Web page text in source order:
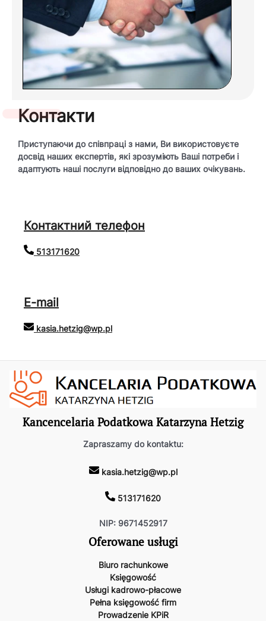
Контакти
Приступаючи до співпраці з нами, Ви використовуєте
досвід наших експертів, які зрозуміють Ваші потреби і
адаптують наші послуги відповідно до ваших очікувань.
Контактний телефон
513171620
E-mail
kasia.hetzig@wp.pl
Kancencelaria Podatkowa Katarzyna Hetzig
Zapraszamy do kontaktu:
kasia.hetzig@wp.pl
513171620
NIP: 9671452917
Oferowane usługi
Biuro rachunkowe
Księgowość
Usługi kadrowo-płacowe
Pełna księgowość firm
Prowadzenie KPiR